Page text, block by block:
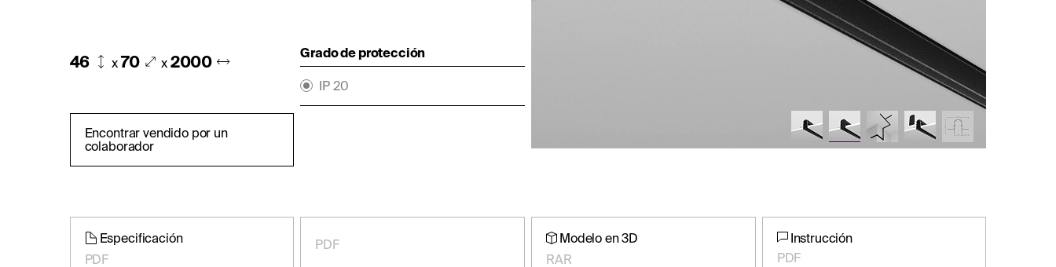
46 x 70 x 2000
Encontrar vendido por un
colaborador
Grado de protección
IP 20
Especificación
PDF
PDF
Modelo en 3D
RAR
Instrucción
PDF